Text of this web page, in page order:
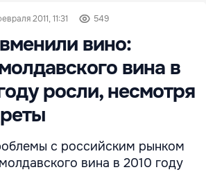
2011, 11:31 549
вино:
вина в
росли, несмотря
с российским рынком
вина в 2010 году